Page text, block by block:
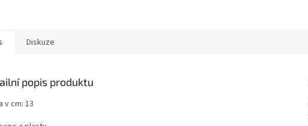
Diskuze
popis produktu
v cm: 13